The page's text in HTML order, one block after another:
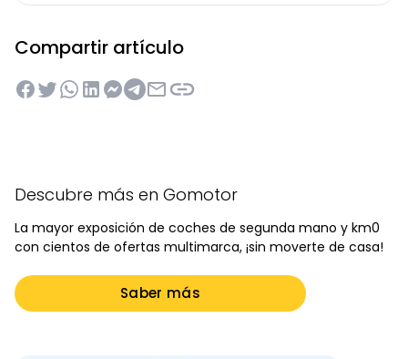
Compartir artículo
Descubre más en Gomotor
La mayor exposición de coches de segunda mano y km0
con cientos de ofertas multimarca, ¡sin moverte de casa!
Saber más